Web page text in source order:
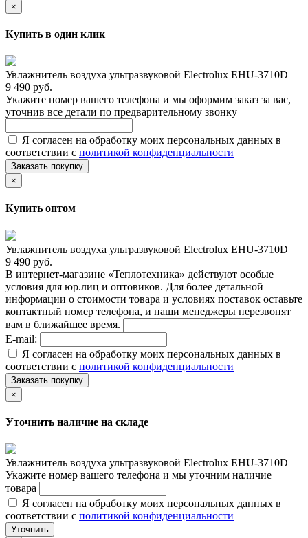
×
Купить в один клик
Увлажнитель воздуха ультразвуковой Electrolux EHU-3710D
9 490 руб.
Укажите номер вашего телефона и мы оформим заказ за вас,
уточнив все детали по предварительному звонку
Я согласен на обработку моих персональных данных в
соответствии с политикой конфиденциальности
Заказать покупку
×
Купить оптом
Увлажнитель воздуха ультразвуковой Electrolux EHU-3710D
9 490 руб.
В интернет-магазине «Теплотехника» действуют особые
условия для юр.лиц и оптовиков. Для более детальной
информации о стоимости товара и условиях поставок оставьте
контактный номер телефона, и наши менеджеры перезвонят
вам в ближайшее время.
E-mail:
Я согласен на обработку моих персональных данных в
соответствии с политикой конфиденциальности
Заказать покупку
×
Уточнить наличие на складе
Увлажнитель воздуха ультразвуковой Electrolux EHU-3710D
Укажите номер вашего телефона и мы уточним наличие
товара
Я согласен на обработку моих персональных данных в
соответствии с политикой конфиденциальности
Уточнить